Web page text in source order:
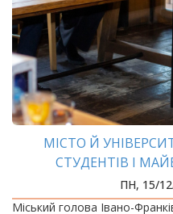
МІСТО Й
СТУДЕНТІВ І
ПН, 15/
Міський голова Івано-